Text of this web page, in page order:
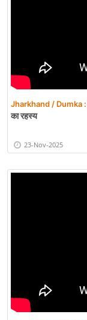
Jharkhand / Dumka :
का रहस्य
23-Nov-2025